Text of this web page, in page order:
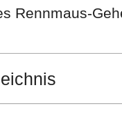
Rennmaus-